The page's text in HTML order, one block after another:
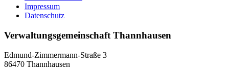
Impressum
Datenschutz
Verwaltungsgemeinschaft Thannhausen
Edmund-Zimmermann-Straße 3
86470 Thannhausen